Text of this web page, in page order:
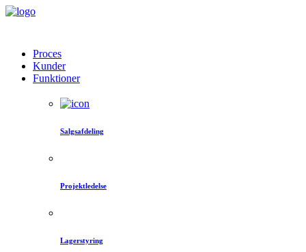
Proces
Kunder
Funktioner
Salgsafdeling
Projektledelse
Lagerstyring